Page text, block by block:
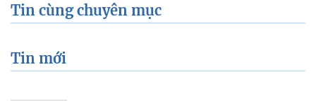
Tin cùng chuyên mục
Tin mới